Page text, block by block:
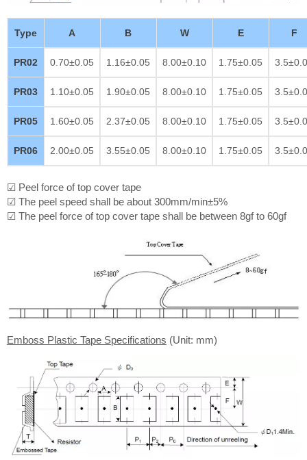
Type A B W E F
PR02 0.70±0.05 1.16±0.05 8.00±0.10 1.75±0.05
PR03 1.10±0.05 1.90±0.05 8.00±0.10 1.75±0.05
PR05 1.60±0.05 2.37±0.05 8.00±0.10 1.75±0.05
PR06 2.00±0.05 3.55±0.05 8.00±0.10 1.75±0.05
☑ Peel force of top cover tape
☑ The peel speed shall be about 300mm/min±5%
☑ The peel force of top cover tape shall be between 8gf to 60gf
Emboss Plastic Tape Specifications (Unit: mm)